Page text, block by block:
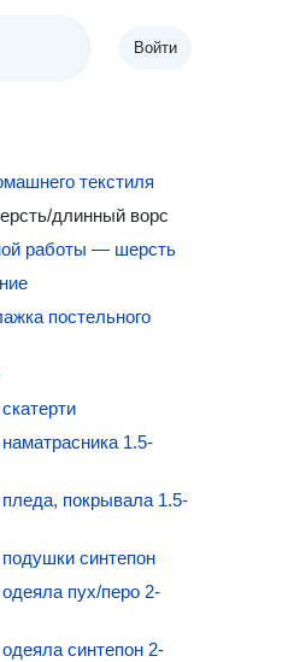
Войти
текстиля
длинный ворс
работы — шерсть
постельного
1.5-
покрывала 1.5-
синтепон
пух/перо 2-
синтепон 2-